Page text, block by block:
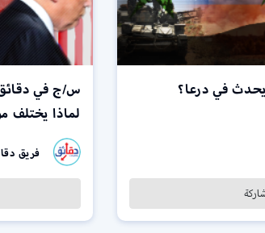
في درعا؟
س/ج في
لماذا يختلف
فريق